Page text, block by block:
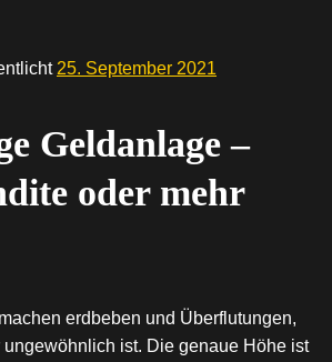
25. September 2021
Geldanlage –
oder mehr
erdbeben und Überflutungen,
ist. Die genaue Höhe ist